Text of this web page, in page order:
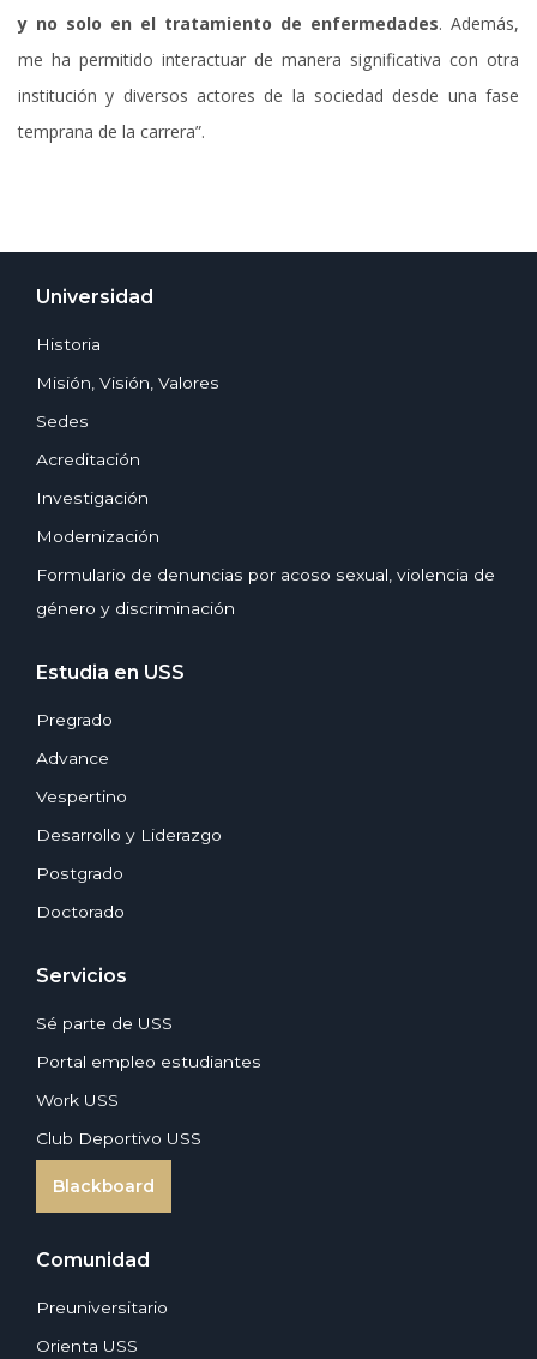
y no solo en el tratamiento de enfermedades. Además,
me ha permitido interactuar de manera significativa con otra
institución y diversos actores de la sociedad desde una fase
temprana de la carrera”.
Universidad
Historia
Misión, Visión, Valores
Sedes
Acreditación
Investigación
Modernización
Formulario de denuncias por acoso sexual, violencia de
género y discriminación
Estudia en USS
Pregrado
Advance
Vespertino
Desarrollo y Liderazgo
Postgrado
Doctorado
Servicios
Sé parte de USS
Portal empleo estudiantes
Work USS
Club Deportivo USS
Blackboard
Comunidad
Preuniversitario
Orienta USS